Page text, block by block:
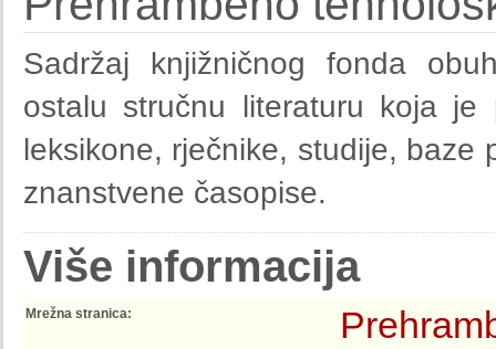
Sadržaj knjižničnog fonda
ostalu stručnu literaturu koja je
leksikone, rječnike, studije, baze
znanstvene časopise.
Više informacija
Mrežna stranica: